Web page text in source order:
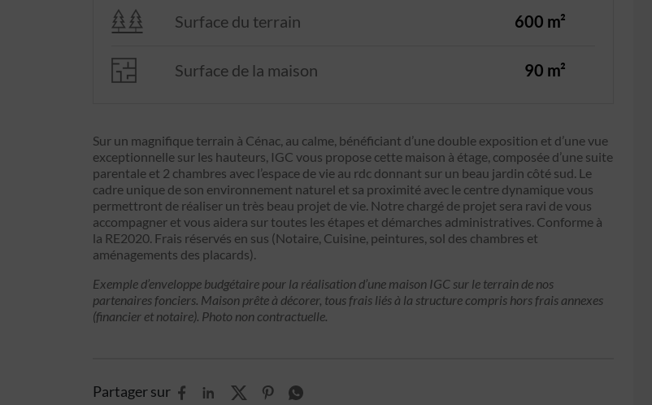
Surface du terrain 600 m²
Surface de la maison 90 m²
Sur un magnifique terrain à Cénac, au calme, bénéficiant d’une double exposition et d’une vue
exceptionnelle sur les hauteurs, IGC vous propose cette maison à étage, composée d’une suite
parentale et 2 chambres avec l’espace de vie au rdc donnant sur un beau jardin côté sud. Le
cadre unique de son environnement naturel et sa proximité avec le centre dynamique vous
permettront de réaliser un très beau projet de vie. Notre chargé de projet sera ravi de vous
accompagner et vous aidera sur toutes les étapes et démarches administratives. Conforme à
la RE2020. Frais réservés en sus (Notaire, Cuisine, peintures, sol des chambres et
aménagements des placards).
Exemple d’enveloppe budgétaire pour la réalisation d’une maison IGC sur le terrain de nos
partenaires fonciers. Maison prête à décorer, tous frais liés à la structure compris hors frais annexes
(financier et notaire). Photo non contractuelle.
Partager sur